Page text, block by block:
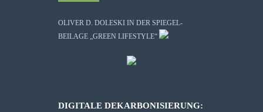
OLIVER D. DOLESKI IN DER SPIEGEL-
BEILAGE „GREEN LIFESTYLE“
DIGITALE DEKARBONISIERUNG: